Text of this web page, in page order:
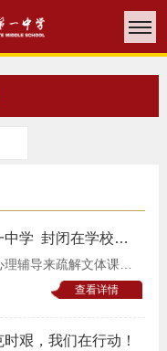
中学 封闭在学校的
辅导来疏解文体课程
查看详情
艰，我们在行动！